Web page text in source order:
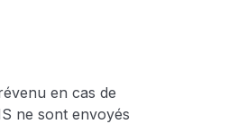
en cas de
ne sont envoyés